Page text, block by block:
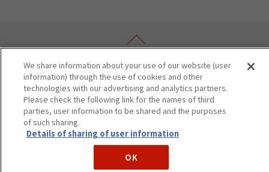
〒450-6001名古屋市中村區名站一丁目1番4號
©JR Tokai Takashimaya Co,Ltd.
We share information about your use of our website (user
information) through the use of cookies and other
technologies with our advertising and analytics partners.
Please check the following link for the names of third
parties, user information to be shared and the purposes
of such sharing.
Details of sharing of user information
OK